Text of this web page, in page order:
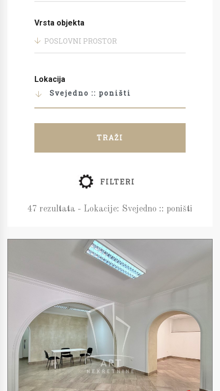
Vrsta objekta
POSLOVNI PROSTOR
Lokacija
Svejedno :: poništi
TRAŽI
FILTERI
47 rezultata - Lokacije: Svejedno :: poništi